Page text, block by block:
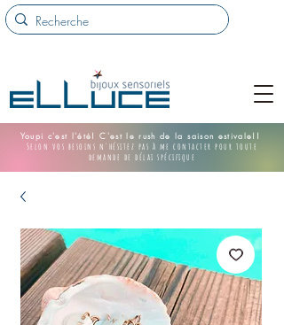
Youpi c'est l'été! C'est le rush de la saison estivale!!
Selon vos besoins n'hésitez pas à me contacter pour toute
demande de délai spécifique